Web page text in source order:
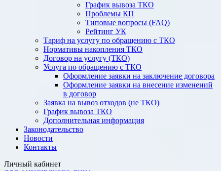
График вывоза ТКО
Проблемы КП
Типовые вопросы (FAQ)
Рейтинг УК
Тариф на услугу по обращению с ТКО
Нормативы накопления ТКО
Договор на услугу (ТКО)
Услуга по обращению с ТКО
Оформление заявки на заключение договора
Оформление заявки на внесение изменений
в договор
Заявка на вывоз отходов (не ТКО)
График вывоза ТКО
Дополнительная информация
Законодательство
Новости
Контакты
Личный кабинет